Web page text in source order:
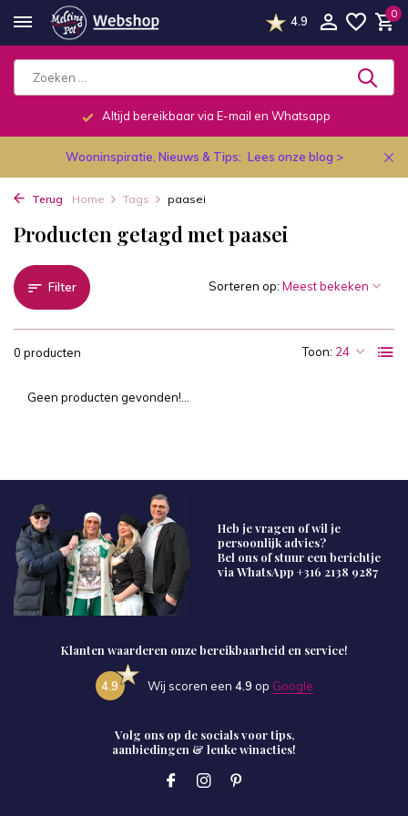
4.9
0
Altijd bereikbaar via E-mail en Whatsapp
Wooninspiratie, Nieuws & Tips: Lees onze blog >
Terug Home Tags paasei
Producten getagd met paasei
Filter
0 producten Toon:
Sorteren op:
Geen producten gevonden!...
Heb je vragen of wil je
persoonlijk advies?
Bel ons of stuur een berichtje
via WhatsApp +316 2138 9287
Klanten waarderen onze bereikbaarheid en service!
4.9 Wij scoren een 4.9 op Google
Volg ons op de socials voor tips,
aanbiedingen & leuke winacties!